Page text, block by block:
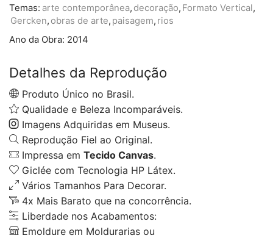
Temas: arte contemporânea, decoração, Formato Vertical ,
Gercken, obras de arte, paisagem, rios
Ano da Obra: 2014
Detalhes da Reprodução
Produto Único no Brasil.
Qualidade e Beleza Incomparáveis.
Imagens Adquiridas em Museus.
Reprodução Fiel ao Original.
Impressa em Tecido Canvas.
Giclée com Tecnologia HP Látex.
Vários Tamanhos Para Decorar.
4x Mais Barato que na concorrência.
Liberdade nos Acabamentos:
Emoldure em Moldurarias ou